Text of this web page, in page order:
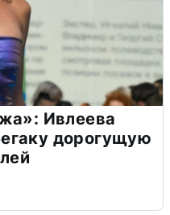
Ивлеева
дорогущую